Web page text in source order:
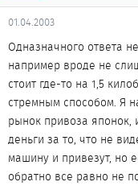
01.04.2003
Одназначного ответа
например вроде не
стоит где-то на 1,5
стремным способом. Я
рынок привоза японок,
деньги за то, что не
машину и привезут, но
обратно все равно не